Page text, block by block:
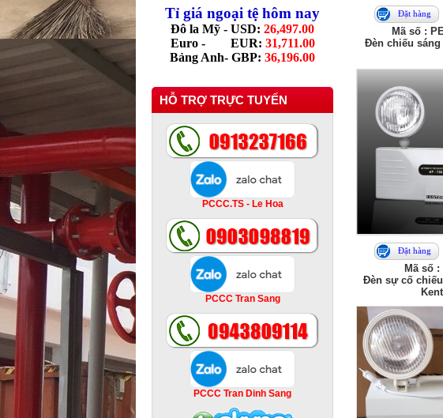
Tỉ giá ngoại tệ hôm nay
Đô la Mỹ - USD: 26,497.00
Euro - EUR: 31,711.00
Bảng Anh- GBP: 36,196.00
HỖ TRỢ TRỰC TUYẾN
PCCC.TS - Le Hoa
PCCC Tran Sang
PCCC Tran Dinh Sang
Đặt hàng
Mã số :
Đèn chiếu
Đặt hàng
Mã số :
Đèn sự cố